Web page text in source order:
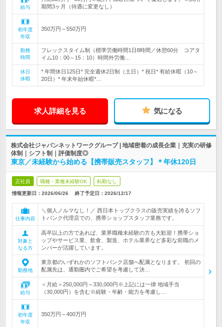
給与
期間3ヶ月（待遇に変更なし）
初年度
年収
350万円～550万円
勤務
時間
フレックスタイム制（標準労働時間1日8時間／休憩60分 コアタ
イム10：00～15：10）時間外労働…
休日
休暇
* 年間休日125日* 完全週休2日制（土日）* 祝日* 有給休暇（10～
20日）* 年末年始休暇*…
求人詳細を見る 気になる
株式会社ジャパンネットワークグループ | 地域密着の成長企業｜充実の研修
体制｜シフト制｜評価制度◎
東京／未経験から始める【携帯販売スタッフ】＊年休120日
正社員 職種・業種未経験OK 転勤なし
情報更新日：2026/06/26 終了予定日： 2026/12/17
仕事内容
＼個人ノルマなし！／ 西日本トップクラスの販売実績を誇るソフ
トバンク代理店での、携帯ショップスタッフ業務です。
対象と
なる方
高卒以上の方であれば、業界職種未経験の方も大歓迎！携帯ショ
ップやサービス業、飲食、製造、ホテル業界など多彩な前職のメ
ンバーが活躍しています。
勤務地
東京都のいずれかのソフトバンク店舗へ配属となります。 初回の
配属先は、通勤圏内でご希望を考慮して決…
給与
＜月給＞250,000円～330,000円※上記には一律 地域手当
（30,000円）を含む※経験・年齢・能力を考慮し…
初年度
年収
350万円～400万円